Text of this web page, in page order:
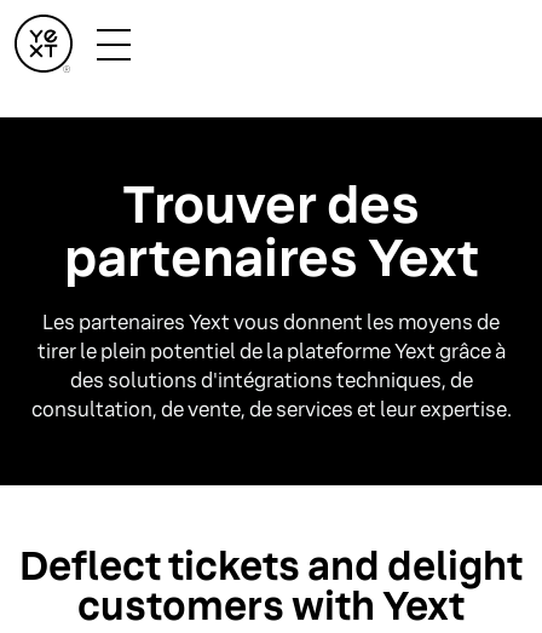
Trouver des
partenaires Yext
Les partenaires Yext vous donnent les moyens de
tirer le plein potentiel de la plateforme Yext grâce à
des solutions d'intégrations techniques, de
consultation, de vente, de services et leur expertise.
Deflect tickets and delight
customers with Yext